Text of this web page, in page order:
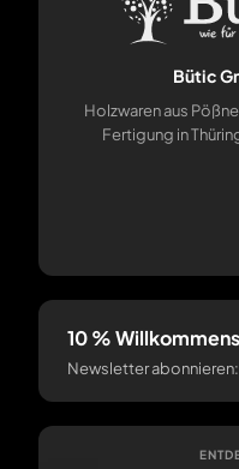
Bütic
Holzwaren aus
Fertigung in
10 %
Newsletter